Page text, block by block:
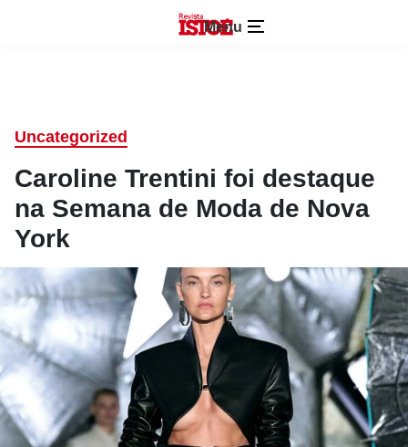
Menu
Uncategorized
Caroline Trentini foi destaque
na Semana de Moda de Nova
York